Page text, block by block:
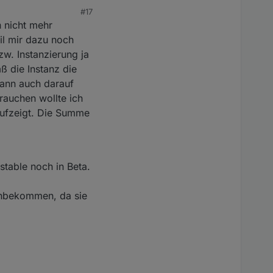
v0.5.7 vollständig
Config-Seite die
Müsste aber auf
zu kreieren. Beim
noch irgend ein
#17
nicht mehr
mir dazu noch
Instanzierung ja
die Instanz die
auch darauf
wollte ich
Die Summe
noch in Beta.
da sie